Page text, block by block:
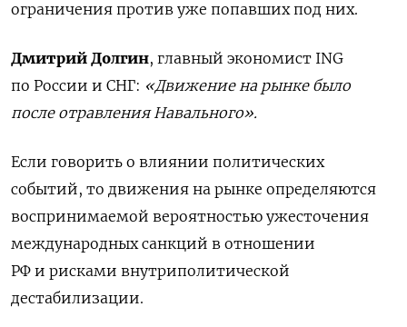
ограничения против уже попавших под них.
Дмитрий Долгин, главный экономист ING
по России и СНГ: «Движение на рынке было
после отравления Навального».
Если говорить о влиянии политических
событий, то движения на рынке определяются
воспринимаемой вероятностью ужесточения
международных санкций в отношении
РФ и рисками внутриполитической
дестабилизации.